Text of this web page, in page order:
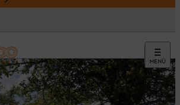
MENÜ